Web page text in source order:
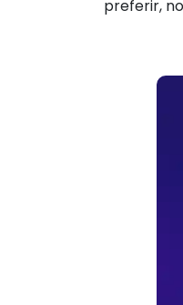
preferir,